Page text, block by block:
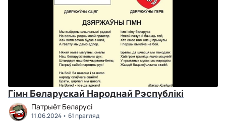
Гімн Беларускай Народнай Рэспублікі
Патрыёт Беларусі
11.06.2024 61 прагляд